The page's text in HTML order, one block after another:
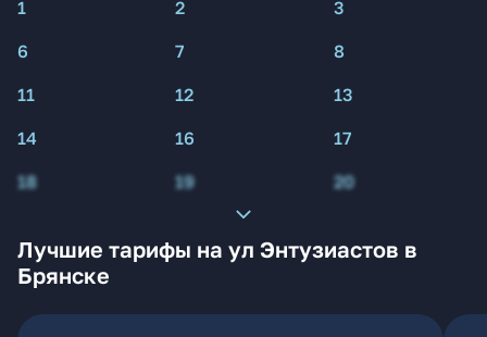
1 2
3
6
7
8
11
12
13
14
16
17
18
19 20
Лучшие тарифы на ул Энтузиастов в
Брянске